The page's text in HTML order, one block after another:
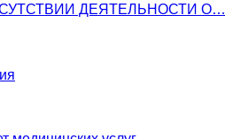
ДЕЯТЕЛЬНОСТИ О…